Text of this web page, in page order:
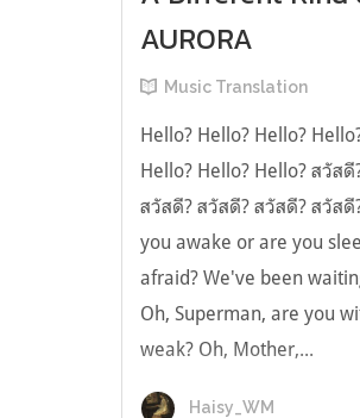
AURORA
Music Translation
Hello? Hello? Hello?
Hello? Hello? Hello? สวัส
สวัสดี? สวัสดี? สวัสดี? สวัส
you awake or are you
afraid? We've been
Oh, Superman, are you
weak? Oh, Mother,...
Haisy_WM